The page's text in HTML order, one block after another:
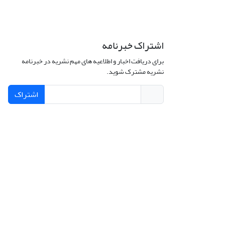
اشتراک خبرنامه
برای دریافت اخبار و اطلاعیه های مهم نشریه در خبرنامه
نشریه مشترک شوید.
اشتراک